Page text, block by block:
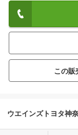
この販
ウエインズトヨタ神